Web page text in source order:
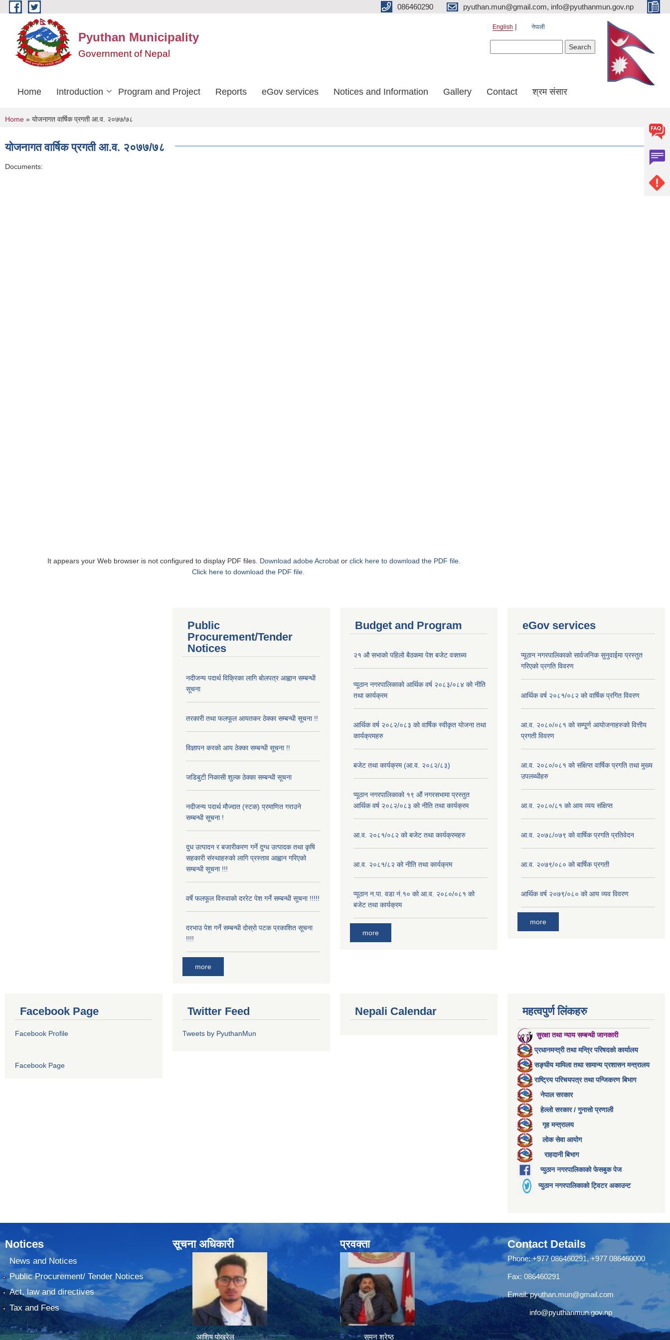
Skip to main content 086460290 pyuthan.mun@gmail.com, info@pyuthanmun.gov.np
Pyuthan Municipality
Government of Nepal
English नेपाली
Home Introduction Program and Project Reports eGov services Notices and Information Gallery Contact श्रम संसार
You are here
Home » योजनागत वार्षिक प्रगती आ.व. २०७७/७८
योजनागत वार्षिक प्रगती आ.व. २०७७/७८
Documents:
It appears your Web browser is not configured to display PDF files. Download adobe Acrobat or click here to download the PDF file.
Click here to download the PDF file.
Public
Procurement/Tender
Notices
नदीजन्य पदार्थ विक्रिका लागि बोलपत्र आह्वान सम्बन्धी
सूचना
तरकारी तथा फलफूल आयतकर ठेक्का सम्बन्धी सूचना !!
विज्ञापन करको आय ठेक्का सम्बन्धी सूचना !!
जडिबुटी निकासी शुल्क ठेक्का सम्बन्धी सूचना
नदीजन्य पदार्थ मौज्दात (स्टक) प्रमाणित गराउने
सम्बन्धी सूचना !
दुध उत्पादन र बजारीकरण गर्ने दुग्ध उत्पादक तथा कृषि
सहकारी संस्थाहरुको लागि प्रस्ताव आह्वान गरिएको
सम्बन्धी सूचना !!!
वर्षे फलफूल विरुवाको दररेट पेश गर्ने सम्बन्धी सूचना !!!!!
दरभाउ पेश गर्ने सम्बन्धी दोस्रो पटक प्रकाशित सूचना
!!!!
more
Budget and Program
२१ औ सभाको पहिलो बैठकमा पेश बजेट वक्तब्य
प्यूठान नगरपालिकाको आर्थिक वर्ष २०८३/०८४ को नीति
तथा कार्यक्रम
आर्थिक वर्ष २०८२/०८३ को वार्षिक स्वीकृत योजना तथा
कार्यक्रमहरु
बजेट तथा कार्यक्रम (आ.व. २०८२/८३)
प्यूठान नगरपालिकाको १९ औं नगरसभामा प्रस्तुत
आर्थिक वर्ष २०८२/०८३ को नीति तथा कार्यक्रम
आ.व. २०८१/०८२ को बजेट तथा कार्यक्रमहरु
आ.व. २०८१/८२ को नीति तथा कार्यक्रम
प्यूठान न.पा. वडा नं.१० को आ.व. २०८०/०८१ को
बजेट तथा कार्यक्रम
more
eGov services
प्यूठान नगरपालिकाको सार्वजनिक सुनुवाईमा प्रस्तुत
गरिएको प्रगति विवरण
आर्थिक वर्ष २०८१/०८२ को वार्षिक प्रगित विवरण
आ.व. २०८०/०८१ को सम्पू्र्ण आयोजनाहरुको वित्तीय
प्रगती विवरण
आ.व. २०८०/०८१ को संक्षिप्त वार्षिक प्रगति तथा मुख्य
उपलब्धीहरु
आ.व. २०८०/८१ को आय व्यय संक्षिप्त
आ.व. २०७८/०७९ को वार्षिक प्रगति प्रतिवेदन
आ.व. २०७९/०८० को बार्षिक प्रगती
आर्थिक वर्ष २०७९/०८० को आय व्यव विवरण
more
Facebook Page
Facebook Profile
Facebook Page
Twitter Feed
Tweets by PyuthanMun
Nepali Calendar महत्वपुर्ण लिंकहरु
सुरक्षा तथा न्याय सम्बन्धी जानकारी
प्रधानमन्त्री तथा मन्त्रि परिषदको कार्यालय
सङ्घीय मामिला तथा सामान्य प्रशासन मन्त्रालय
राष्ट्रिय परिचयपत्र तथा पन्जिकरण बिभाग
नेपाल सरकार
हेल्लो सरकार / गुनासो प्रणाली
गृह मन्त्रालय
लोक सेवा आयोग
राहदानी बिभाग
प्युठान नगरपालिकाको फेसबुक पेज
प्युठान नगरपालिकाको ट्विटर अकाउन्ट
Notices
News and Notices
Public Procurement/ Tender Notices
Act, law and directives
Tax and Fees
सूचना अधिकारी
आशिष पोख्रेल
प्रवक्ता
सुमन श्रेष्ठ
Contact Details
Phone: +977 086460291, +977 086460000
Fax: 086460291
Email:pyuthan.mun@gmail.com
info@pyuthanmun.gov.np